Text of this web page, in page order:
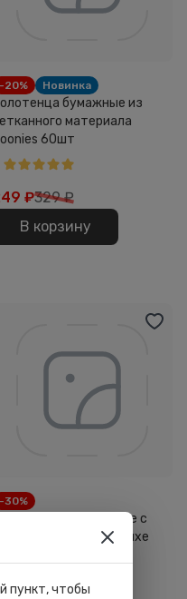
-20% Новинка
бумажные из
материала
60шт
₽329 ₽
В корзину
-30%
Прокладки ежедневные с
крылышками Joonies Luxe
пункт, чтобы